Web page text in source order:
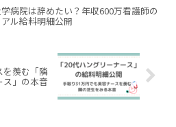
病院は辞めたい？年収600万看護師の
アル給料明細公開
を羨む「隣
ス」の本音